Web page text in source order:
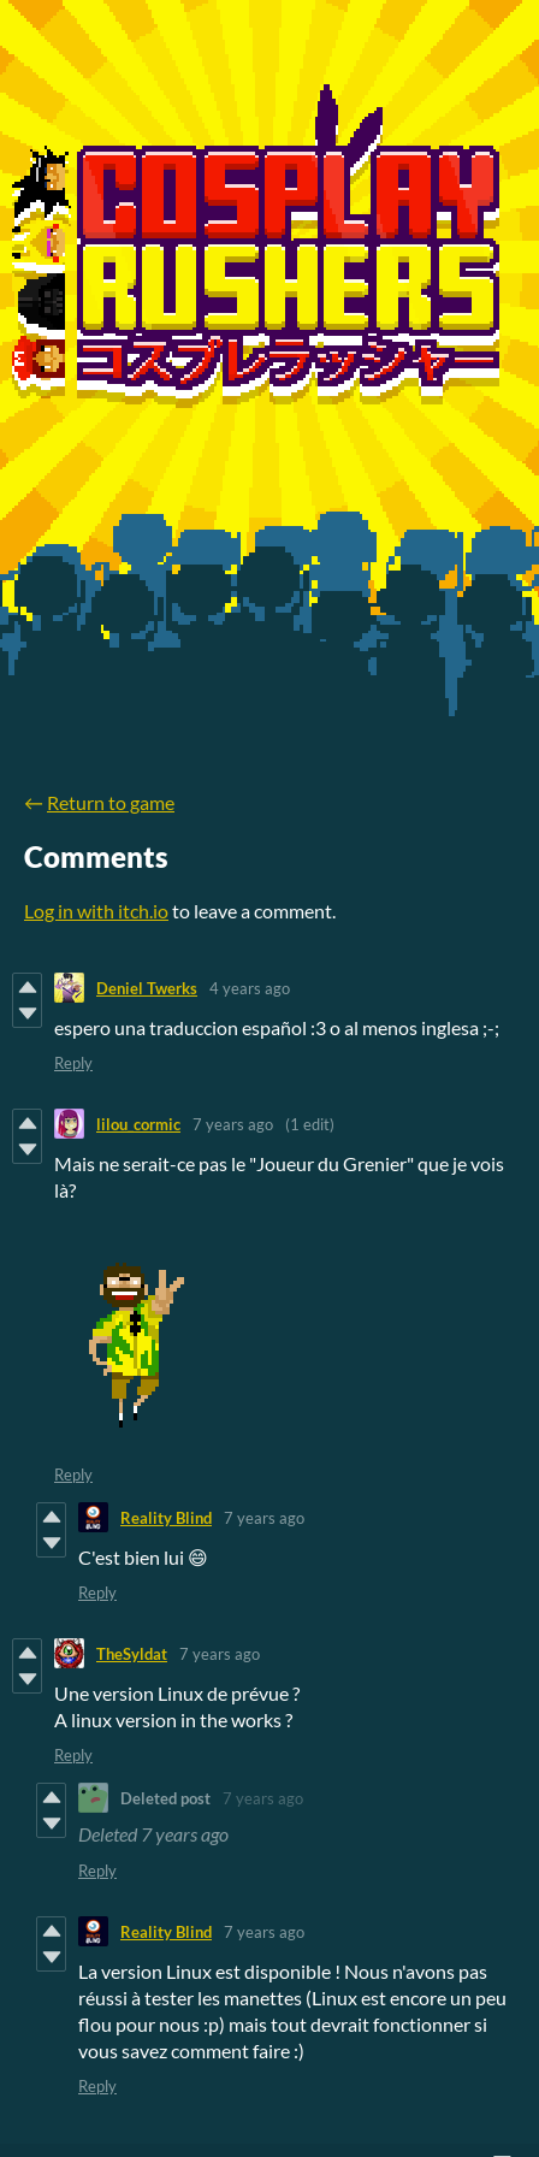
← Return to game
Comments
Log in with itch.ioto leave a comment.
Deniel Twerks 4 years ago
espero una traduccion español :3 o al menos inglesa ;-;
Reply
lilou_cormic 7 years ago (1 edit)
Mais ne serait-ce pas le "Joueur du Grenier" que je vois
là?
Reply
Reality Blind 7 years ago
C'est bien lui 😄
Reply
TheSyldat 7 years ago
Une version Linux de prévue ?
A linux version in the works ?
Reply
Deleted post 7 years ago
Deleted 7 years ago
Reply
Reality Blind 7 years ago
La version Linux est disponible ! Nous n'avons pas
réussi à tester les manettes (Linux est encore un peu
flou pour nous :p) mais tout devrait fonctionner si
vous savez comment faire :)
Reply